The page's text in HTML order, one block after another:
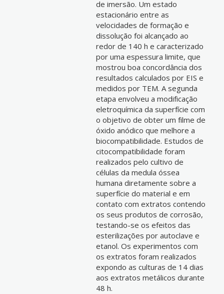
de imersão. Um estado
estacionário entre as
velocidades de formação e
dissolução foi alcançado ao
redor de 140 h e caracterizado
por uma espessura limite, que
mostrou boa concordância dos
resultados calculados por EIS e
medidos por TEM. A segunda
etapa envolveu a modificação
eletroquímica da superfície com
o objetivo de obter um filme de
óxido anódico que melhore a
biocompatibilidade. Estudos de
citocompatibilidade foram
realizados pelo cultivo de
células da medula óssea
humana diretamente sobre a
superfície do material e em
contato com extratos contendo
os seus produtos de corrosão,
testando-se os efeitos das
esterilizações por autoclave e
etanol. Os experimentos com
os extratos foram realizados
expondo as culturas de 14 dias
aos extratos metálicos durante
48 h.